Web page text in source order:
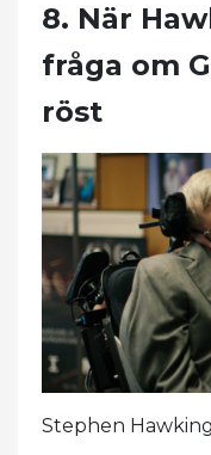
8. När
fråga om
röst
Stephen